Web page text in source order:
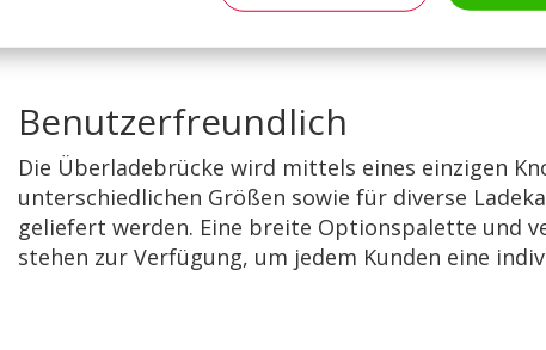
Benutzerfreundlich
Die Überladebrücke wird mittels eines einzigen
unterschiedlichen Größen sowie für diverse
geliefert werden. Eine breite Optionspalette und
stehen zur Verfügung, um jedem Kunden eine